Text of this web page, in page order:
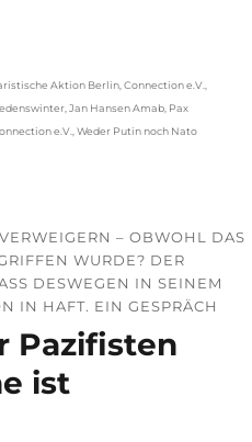
Aktion Berlin,Connection e.V.,
,Jan Hansen Amab, Pax
e.V.,Weder Putin noch Nato
– OBWOHL DAS
WURDE? DER
DESWEGEN IN SEINEM H
HAFT. EIN GESPRÄCH
Pazifisten
ist